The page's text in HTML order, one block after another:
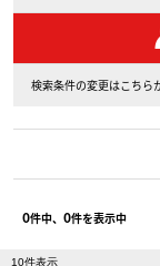
検索条件の変更はこちら
0件中、 0件を表示中